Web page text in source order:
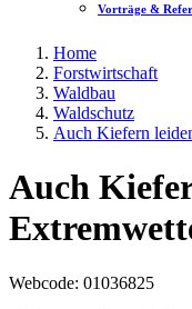
Vorträge &
Home
Forstwirtschaft
Waldbau
Waldschutz
Auch Kiefern
Auch
Webcode: 01036825